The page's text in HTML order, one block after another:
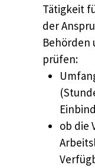
Tätigkeit
der
Behörden
prüfen:
ob die